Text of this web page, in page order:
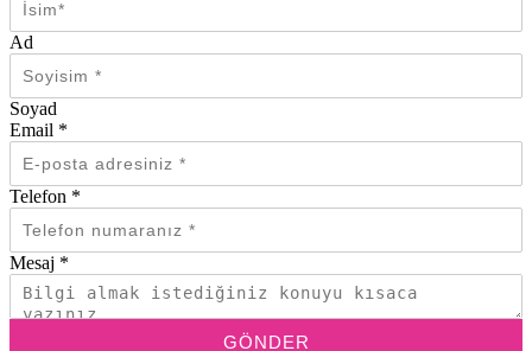
Ad
Soyad
Email *
Telefon *
Mesaj *
GÖNDER